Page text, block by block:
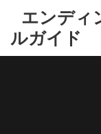
エンディ
ルガイド